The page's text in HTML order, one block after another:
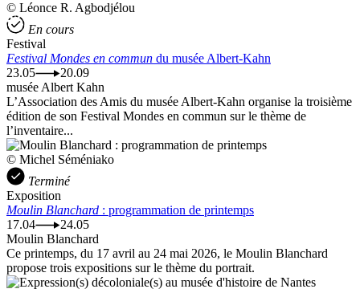
© Léonce R. Agbodjélou
En cours
Festival
Festival Mondes en commun du musée Albert-Kahn
23.05
20.09
musée Albert Kahn
L’Association des Amis du musée Albert-Kahn organise la troisième
édition de son Festival Mondes en commun sur le thème de
l’inventaire...
© Michel Séméniako
Terminé
Exposition
Moulin Blanchard : programmation de printemps
17.04
24.05
Moulin Blanchard
Ce printemps, du 17 avril au 24 mai 2026, le Moulin Blanchard
propose trois expositions sur le thème du portrait.